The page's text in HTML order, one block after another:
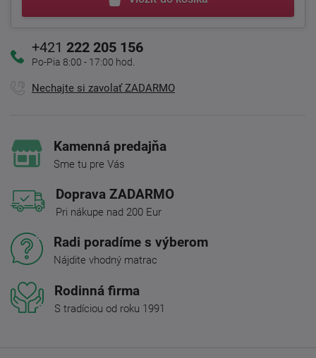
+421 222 205 156
Po-Pia 8:00 - 17:00 hod.
Nechajte si zavolať ZADARMO
Kamenná predajňa
Sme tu pre Vás
Doprava ZADARMO
Pri nákupe nad 200 Eur
Radi poradíme s výberom
Nájdite vhodný matrac
Rodinná firma
S tradíciou od roku 1991